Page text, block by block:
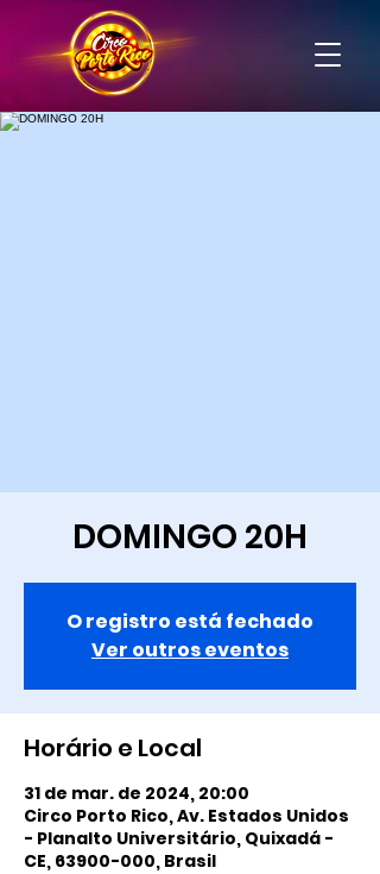
DOMINGO 20H
O registro está fechado
Ver outros eventos
Horário e Local
31 de mar. de 2024, 20:00
Circo Porto Rico, Av. Estados Unidos
- Planalto Universitário, Quixadá -
CE, 63900-000, Brasil